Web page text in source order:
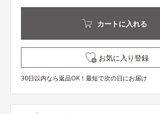
カートに入れる
お気に入り登録
30日以内なら返品OK！最短で次の日にお届け